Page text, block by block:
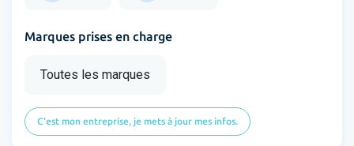
Marques prises en charge
Toutes les marques
C'est mon entreprise, je mets à jour mes infos.